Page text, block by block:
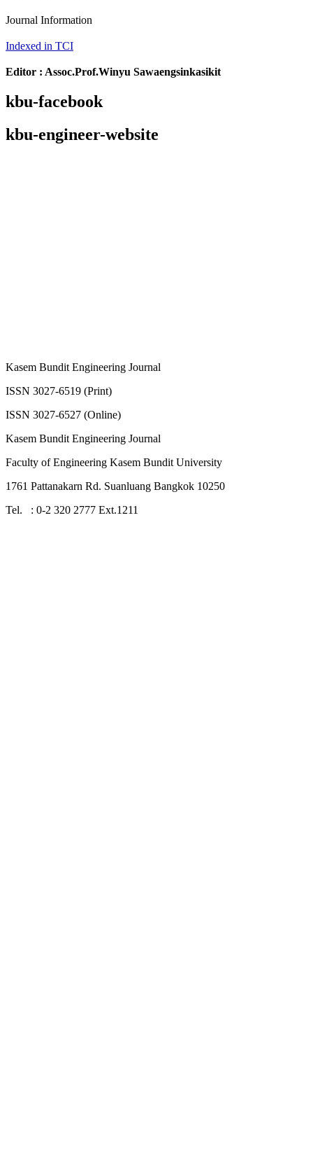
Journal Information
Indexed in TCI
Editor : Assoc.Prof.Winyu Sawaengsinkasikit
kbu-facebook
kbu-engineer-website
Kasem Bundit Engineering Journal
ISSN 3027-6519 (Print)
ISSN 3027-6527 (Online)
Kasem Bundit Engineering Journal
Faculty of Engineering Kasem Bundit University
1761 Pattanakarn Rd. Suanluang Bangkok 10250
Tel. : 0-2 320 2777 Ext.1211